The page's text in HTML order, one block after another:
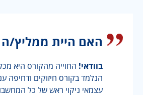
האם היית ממליץ/
בוודאי! החוייה מהקורס היא
הנלמד בקורס חיזוקים ודחיפה
עצמאי ניקוי ראש של כל